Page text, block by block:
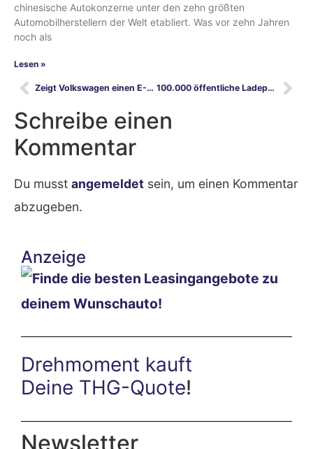
chinesische Autokonzerne unter den zehn größten
Automobilherstellern der Welt etabliert. Was vor zehn Jahren
noch als
Lesen »
Zeigt Volkswagen einen E-Rabbit auf der IAA Mobility 2023? 100.000 öffentliche Ladepunkte in Deutschland – Auslastung selten über 20 Prozent
Schreibe einen
Kommentar
Du musst angemeldet sein, um einen Kommentar
abzugeben.
Anzeige
Drehmoment kauft
Deine THG-Quote!
Newsletter